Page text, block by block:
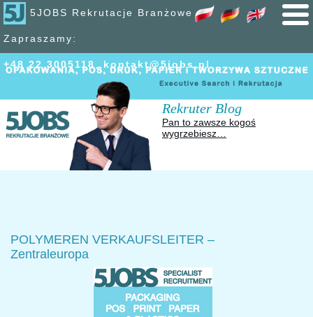
5JOBS Rekrutacje Branżowe
Zapraszamy:
+48 22 3005118 , kontakt@5jobs.pl
Rekruter Blog
Pan to zawsze kogoś
wygrzebiesz…
POLYMEREN VERKAUFSLEITER –
Zentraleuropa